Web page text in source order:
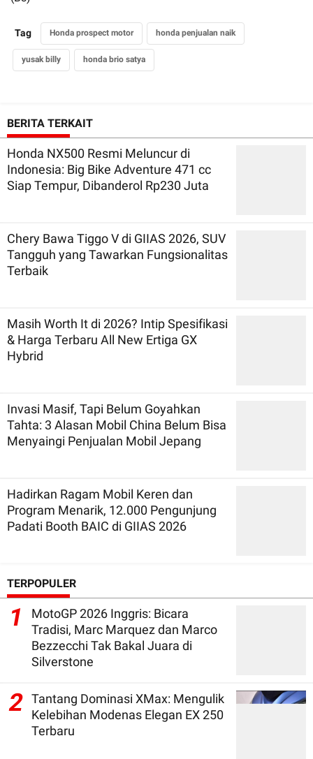
Tag Honda prospect motor honda penjualan naik
yusak billy honda brio satya
BERITA TERKAIT
Honda NX500 Resmi Meluncur di
Indonesia: Big Bike Adventure 471 cc
Siap Tempur, Dibanderol Rp230 Juta
Chery Bawa Tiggo V di GIIAS 2026, SUV
Tangguh yang Tawarkan Fungsionalitas
Terbaik
Masih Worth It di 2026? Intip Spesifikasi
& Harga Terbaru All New Ertiga GX
Hybrid
Invasi Masif, Tapi Belum Goyahkan
Tahta: 3 Alasan Mobil China Belum Bisa
Menyaingi Penjualan Mobil Jepang
Hadirkan Ragam Mobil Keren dan
Program Menarik, 12.000 Pengunjung
Padati Booth BAIC di GIIAS 2026
TERPOPULER
1
MotoGP 2026 Inggris: Bicara
Tradisi, Marc Marquez dan Marco
Bezzecchi Tak Bakal Juara di
Silverstone
2 Tantang Dominasi XMax: Mengulik
Kelebihan Modenas Elegan EX 250
Terbaru